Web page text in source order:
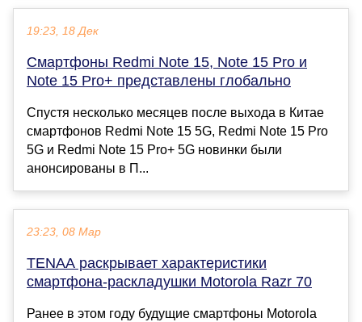
19:23, 18 Дек
Смартфоны Redmi Note 15, Note 15 Pro и
Note 15 Pro+ представлены глобально
Спустя несколько месяцев после выхода в Китае
смартфонов Redmi Note 15 5G, Redmi Note 15 Pro
5G и Redmi Note 15 Pro+ 5G новинки были
анонсированы в П...
23:23, 08 Мар
TENAA раскрывает характеристики
смартфона-раскладушки Motorola Razr 70
Ранее в этом году будущие смартфоны Motorola